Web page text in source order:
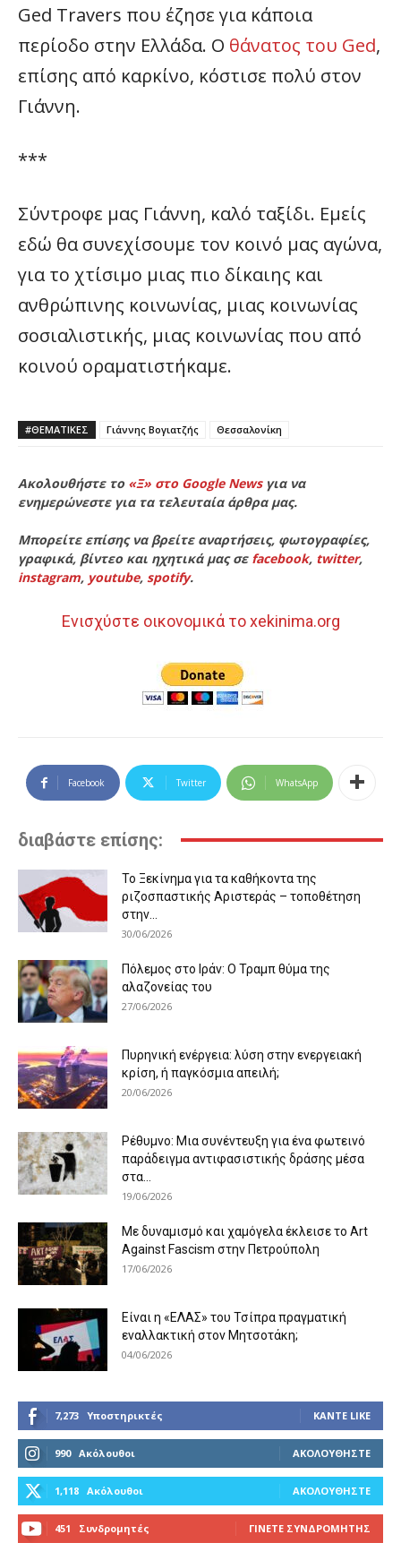
Ged Travers που έζησε για κάποια
περίοδο στην Ελλάδα. Ο θάνατος του Ged,
επίσης από καρκίνο, κόστισε πολύ στον
Γιάννη.
***
Σύντροφε μας Γιάννη, καλό ταξίδι. Εμείς
εδώ θα συνεχίσουμε τον κοινό μας αγώνα,
για το χτίσιμο μιας πιο δίκαιης και
ανθρώπινης κοινωνίας, μιας κοινωνίας
σοσιαλιστικής, μιας κοινωνίας που από
κοινού οραματιστήκαμε.
#ΘΕΜΑΤΙΚΈΣ Γιάννης Βογιατζής Θεσσαλονίκη
Ακολουθήστε το «Ξ» στο Google Newsγια να
ενημερώνεστε για τα τελευταία άρθρα μας.
Μπορείτε επίσης να βρείτε αναρτήσεις, φωτογραφίες,
γραφικά, βίντεο και ηχητικά μας σε facebook, twitter,
instagram, youtube, spotify.
Ενισχύστε οικονομικά το xekinima.org
Facebook Twitter WhatsApp
διαβάστε επίσης:
Το Ξεκίνημα για τα καθήκοντα της
ριζοσπαστικής Αριστεράς – τοποθέτηση
στην...
30/06/2026
Πόλεμος στο Ιράν: Ο Τραμπ θύμα της
αλαζονείας του
27/06/2026
Πυρηνική ενέργεια: λύση στην ενεργειακή
κρίση, ή παγκόσμια απειλή;
20/06/2026
Ρέθυμνο: Μια συνέντευξη για ένα φωτεινό
παράδειγμα αντιφασιστικής δράσης μέσα
στα...
19/06/2026
Με δυναμισμό και χαμόγελα έκλεισε το Art
Against Fascism στην Πετρούπολη
17/06/2026
Είναι η «ΕΛΑΣ» του Τσίπρα πραγματική
εναλλακτική στον Μητσοτάκη;
04/06/2026
7,273 Υποστηρικτές ΚΆΝΤΕ LIKE
990 Ακόλουθοι ΑΚΟΛΟΥΘΉΣΤΕ
1,118 Ακόλουθοι ΑΚΟΛΟΥΘΉΣΤΕ
451 Συνδρομητές ΓΊΝΕΤΕ ΣΥΝΔΡΟΜΗΤΉΣ